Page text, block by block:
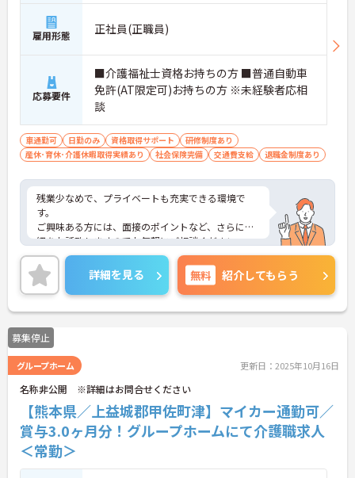
雇用形態 正社員(正職員)
応募要件
■介護福祉士資格お持ちの方 ■普通自動車
免許(AT限定可)お持ちの方 ※未経験者応相
談
車通勤可 日勤のみ 資格取得サポート
研修制度あり
産休･育休･介護休暇取得実績あり
社会保険完備 交通費支給 退職金制度あり
残業少なめで、プライベートも充実できる環境で
す。
ご興味ある方には、面接のポイントなど、さらに詳
細をお話致しますのでお気軽にご相談ください。
詳細を見る 無料 紹介してもらう
募集停止
グループホーム 更新日：2025年10月16日
名称非公開 ※詳細はお問合せください
【熊本県／上益城郡甲佐町津】マイカー通勤可／
賞与3.0ヶ月分！グループホームにて介護職求人
＜常勤＞